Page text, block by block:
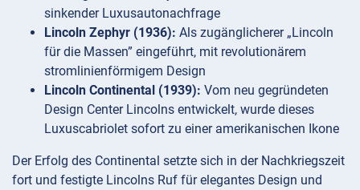
sinkender Luxusautonachfrage
Lincoln Zephyr (1936): Als zugänglicherer „Lincoln
für die Massen” eingeführt, mit revolutionärem
stromlinienförmigem Design
Lincoln Continental (1939): Vom neu gegründeten
Design Center Lincolns entwickelt, wurde dieses
Luxuscabriolet sofort zu einer amerikanischen Ikone
Der Erfolg des Continental setzte sich in der Nachkriegszeit
fort und festigte Lincolns Ruf für elegantes Design und